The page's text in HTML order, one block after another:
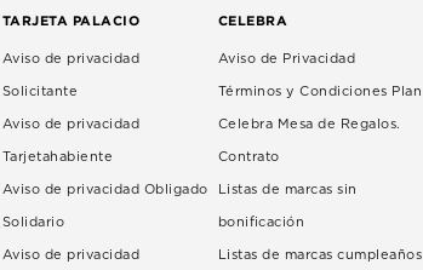
TARJETA PALACIO
Aviso de privacidad
Solicitante
Aviso de privacidad
Tarjetahabiente
Aviso de privacidad Obligado
Solidario
Aviso de privacidad
CELEBRA
Aviso de Privacidad
Términos y Condiciones Plan
Celebra Mesa de Regalos.
Contrato
Listas de marcas sin
bonificación
Listas de marcas cumpleaños